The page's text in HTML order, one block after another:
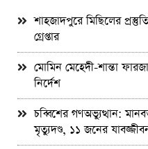
শাহজাদপুরে মিছিলের
গ্রেপ্তার
মোমিন মেহেদী-শান্তা
নির্দেশ
চব্বিশের গণঅভ্যুত্থান:
মৃত্যুদণ্ড, ১১ জনের